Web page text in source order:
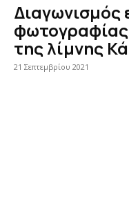
Διαγωνισμός
της λίμνης
21 Σεπτεμβρίου 2021